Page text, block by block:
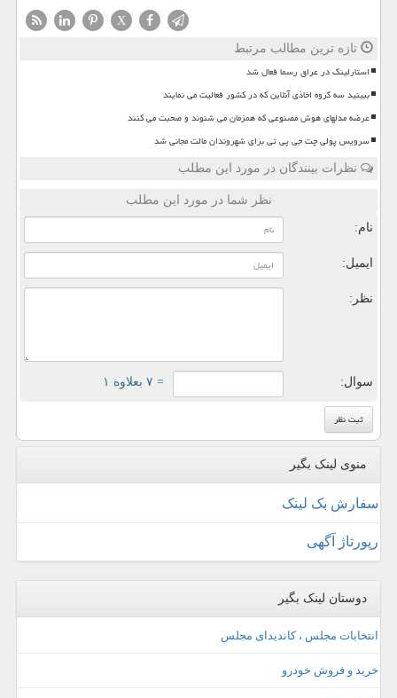
X
تازه ترین مطالب مرتبط
استارلینک در عراق رسما فعال شد
ببینید سه گروه اخاذی آنلاین که در کشور فعالیت می نمایند
عرضه مدلهای هوش مصنوعی که همزمان می شنوند و صحبت می کنند
سرویس پولی چت جی پی تی برای شهروندان مالت مجانی شد
نظرات بینندگان در مورد این مطلب
نظر شما در مورد این مطلب
نام:
ایمیل:
نظر:
سوال: = ۷ بعلاوه ۱
منوی لینک بگیر
سفارش بک لینک
رپورتاژ آگهی
دوستان لینک بگیر
انتخابات مجلس ، کاندیدای مجلس
خرید و فروش خودرو